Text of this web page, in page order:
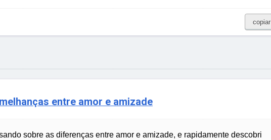
copiar
entre amor e amizade
sobre as diferenças entre amor e amizade, e rapidamente descobri